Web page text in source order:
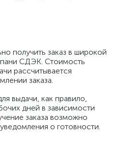
получить заказ в широкой
СДЭК. Стоимость
рассчитывается
заказа.
выдачи, как правило,
дней в зависимости
заказа возможно
о готовности.